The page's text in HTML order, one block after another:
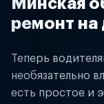
Минская
ремонт на
Теперь
необязательно
есть простое и